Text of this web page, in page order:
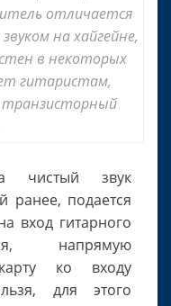
отличается
на хайгейне,
в некоторых
гитаристам,
чистый звук
ранее, подается
вход гитарного
напрямую
ко входу
для этого